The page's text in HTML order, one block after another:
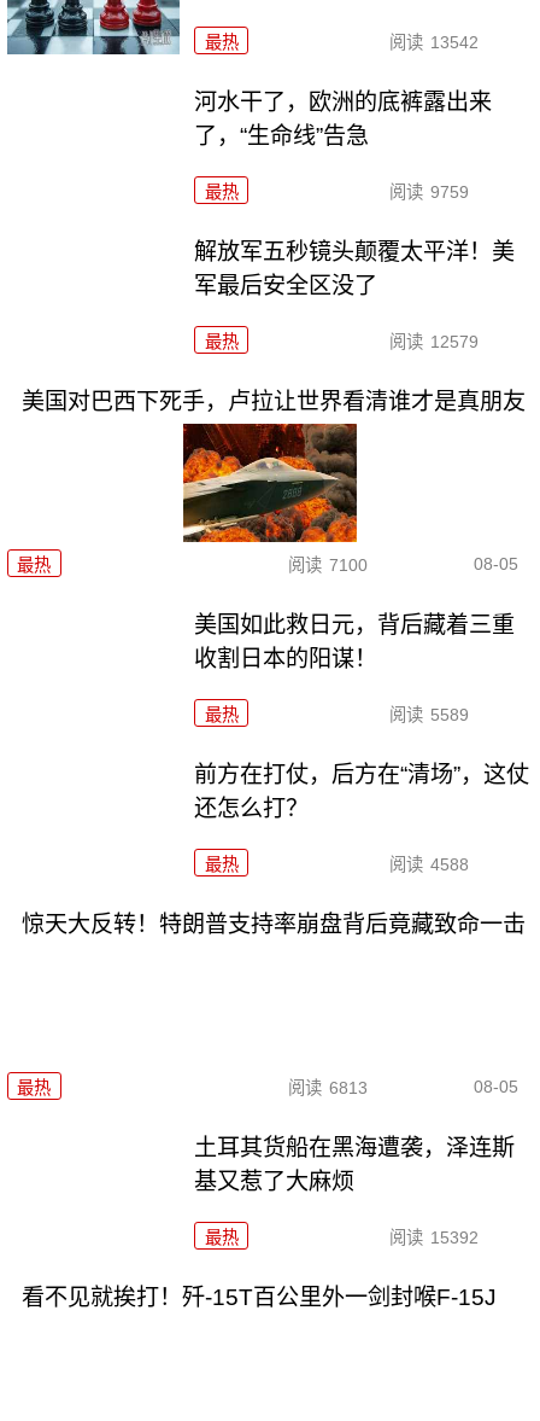
最热 阅读 13542
河水干了，欧洲的底裤露出来
了，“生命线”告急
最热 阅读 9759
解放军五秒镜头颠覆太平洋！美
军最后安全区没了
最热 阅读 12579
美国对巴西下死手，卢拉让世界看清谁才是真朋友
最热 阅读 7100 08-05
美国如此救日元，背后藏着三重
收割日本的阳谋！
最热 阅读 5589
前方在打仗，后方在“清场”，这仗
还怎么打？
最热 阅读 4588
惊天大反转！特朗普支持率崩盘背后竟藏致命一击
最热 阅读 6813 08-05
土耳其货船在黑海遭袭，泽连斯
基又惹了大麻烦
最热 阅读 15392
看不见就挨打！歼-15T百公里外一剑封喉F-15J